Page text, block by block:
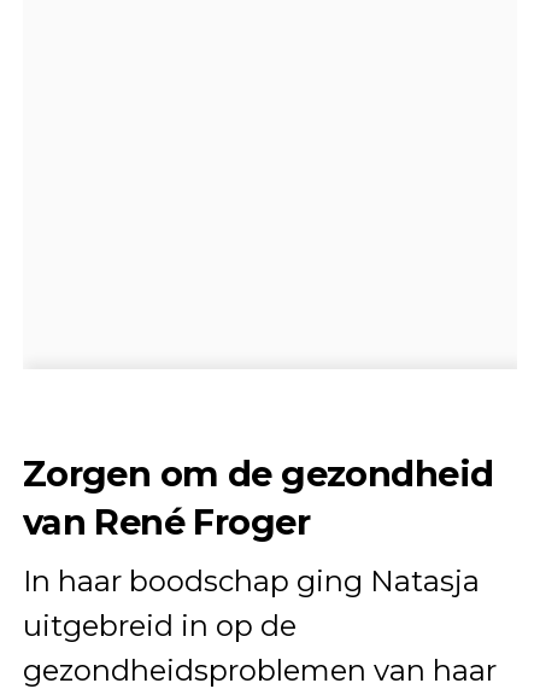
Zorgen om de gezondheid
van René Froger
In haar boodschap ging Natasja
uitgebreid in op de
gezondheidsproblemen van haar